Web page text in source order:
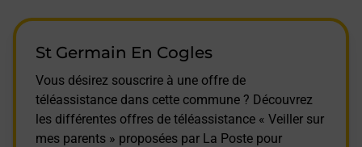
St Germain En Cogles
Vous désirez souscrire à une offre de
téléassistance dans cette commune ? Découvrez
les différentes offres de téléassistance « Veiller sur
mes parents » proposées par La Poste pour